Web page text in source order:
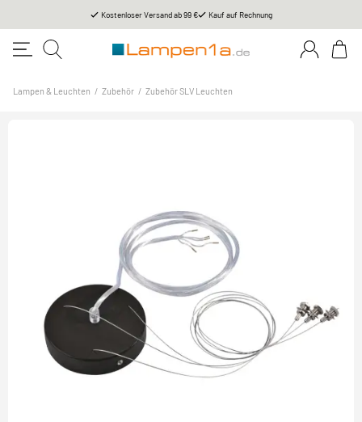
Kostenloser Versand ab 99 € Kauf auf Rechnung
Lampen & Leuchten / Zubehör / Zubehör SLV Leuchten